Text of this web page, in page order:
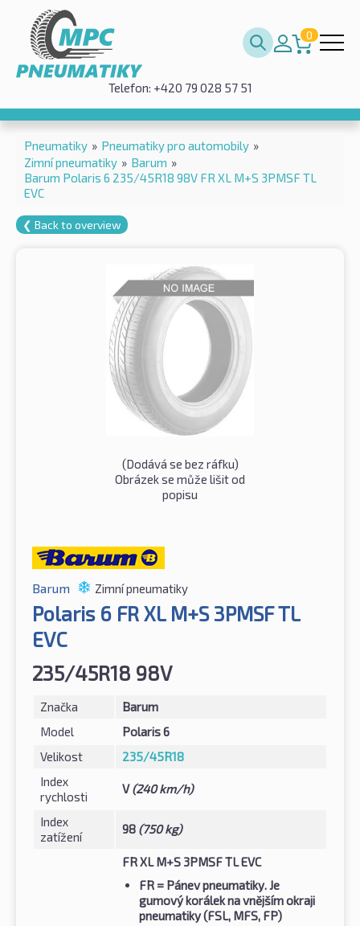
0
Telefon: +420 79 028 57 51
Pneumatiky » Pneumatiky pro automobily »
Zimní pneumatiky » Barum »
Barum Polaris 6 235/45R18 98V FR XL M+S 3PMSF TL
EVC
❮ Back to overview
(Dodává se bez ráfku)
Obrázek se může lišit od
popisu
Barum Zimní pneumatiky
Polaris 6 FR XL M+S 3PMSF TL
EVC
235/45R18 98V
Značka
Barum
Model
Polaris 6
Velikost
235/45R18
Index
rychlosti
V(240 km/h)
Index
zatížení
98 (750 kg)
FR XL M+S 3PMSF TL EVC
FR = Pánev pneumatiky. Je
gumový korálek na vnějším okraji
pneumatiky (FSL, MFS, FP)